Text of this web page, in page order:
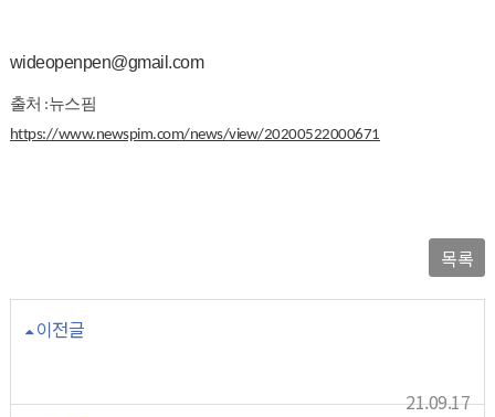
wideopenpen@gmail.com
출처 :뉴스핌
https://www.newspim.com/news/view/20200522000671
목록
이전글
21.09.17